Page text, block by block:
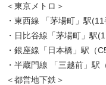
＜東京メトロ＞
・東西線 「茅場町」駅
・日比谷線「茅場町」駅
・銀座線「日本橋」駅（
・半蔵門線 「三越前」駅
＜都営地下鉄＞